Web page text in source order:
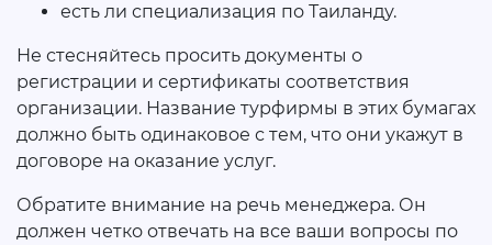
есть ли специализация по Таиланду.
Не стесняйтесь просить документы о
регистрации и сертификаты соответствия
организации. Название турфирмы в этих бумагах
должно быть одинаковое с тем, что они укажут в
договоре на оказание услуг.
Обратите внимание на речь менеджера. Он
должен четко отвечать на все ваши вопросы по